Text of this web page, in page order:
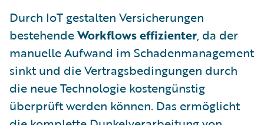
Durch IoT gestalten Versicherungen
bestehendeWorkflows effizienter, da der
manuelle Aufwand im Schadenmanagement
sinkt und die Vertragsbedingungen durch
die neue Technologie kostengünstig
überprüft werden können. Das ermöglicht